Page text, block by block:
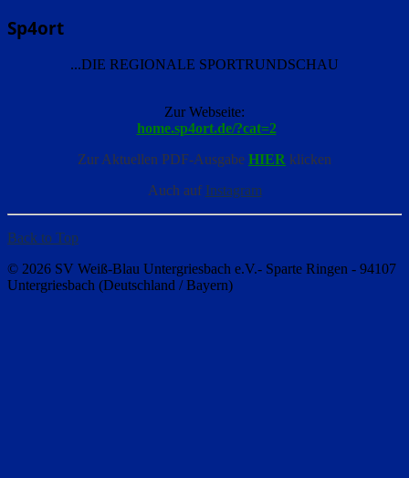
Sp4ort
...DIE REGIONALE SPORTRUNDSCHAU
Zur Webseite:
home.sp4ort.de/?cat=2
Zur Aktuellen PDF-Ausgabe HIER klicken
Auch auf Instagram
Back to Top
© 2026 SV Weiß-Blau Untergriesbach e.V.- Sparte Ringen - 94107
Untergriesbach (Deutschland / Bayern)